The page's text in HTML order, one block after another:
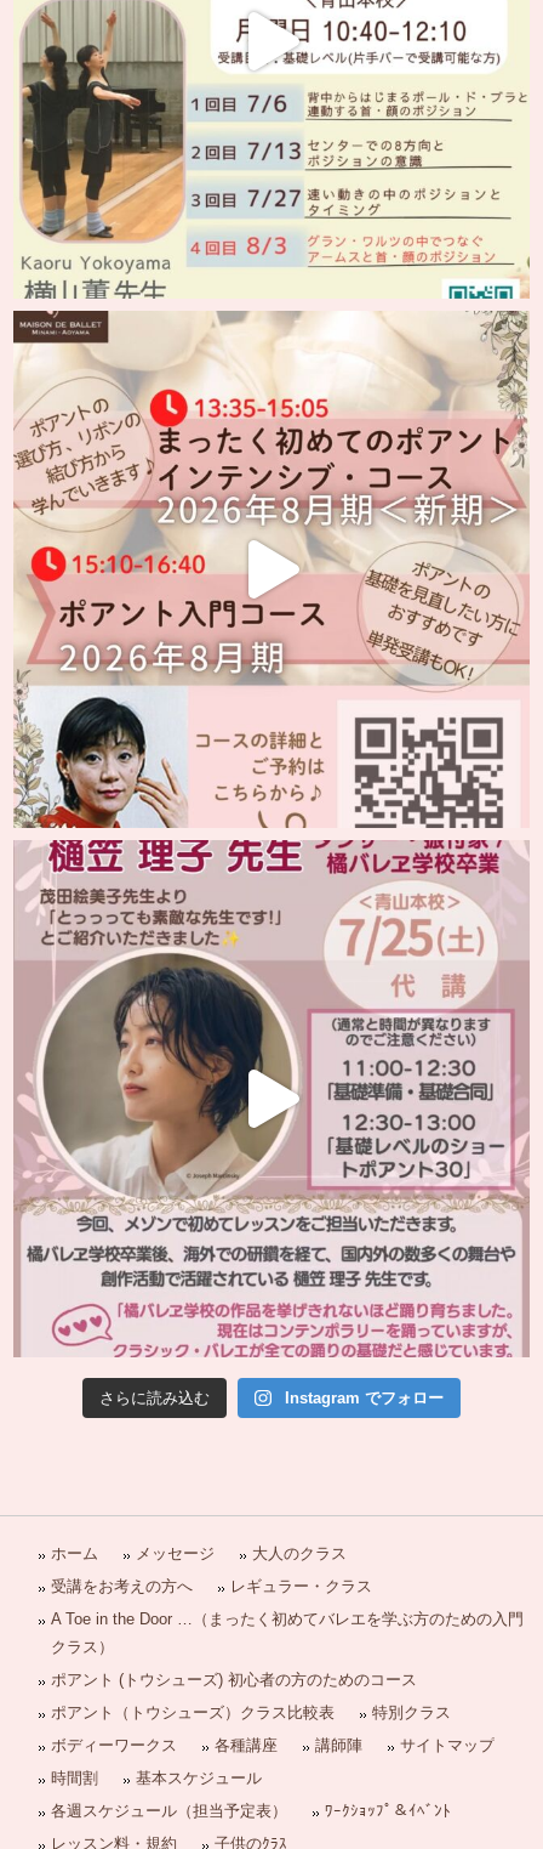
さらに読み込む Instagram でフォロー
ホーム メッセージ
大人のクラス
受講をお考えの方へ
レギュラー・クラス
A Toe in the Door …（まったく初めてバレエを学ぶ方のための入門
クラス）
ポアント (トウシューズ) 初心者の方のためのコース
ポアント（トウシューズ）クラス比較表
特別クラス
ボディーワークス
各種講座 講師陣
サイトマップ
時間割
基本スケジュール
各週スケジュール（担当予定表）
ﾜｰｸｼｮｯﾌﾟ＆ｲﾍﾞﾝﾄ
レッスン料・規約
子供のｸﾗｽ